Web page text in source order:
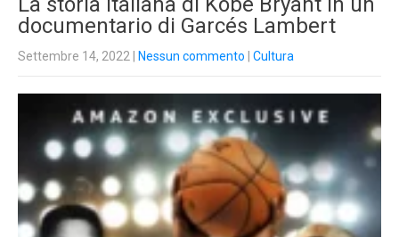
documentario di Garcés Lambert
Settembre 14, 2022 Nessun commento Cultura